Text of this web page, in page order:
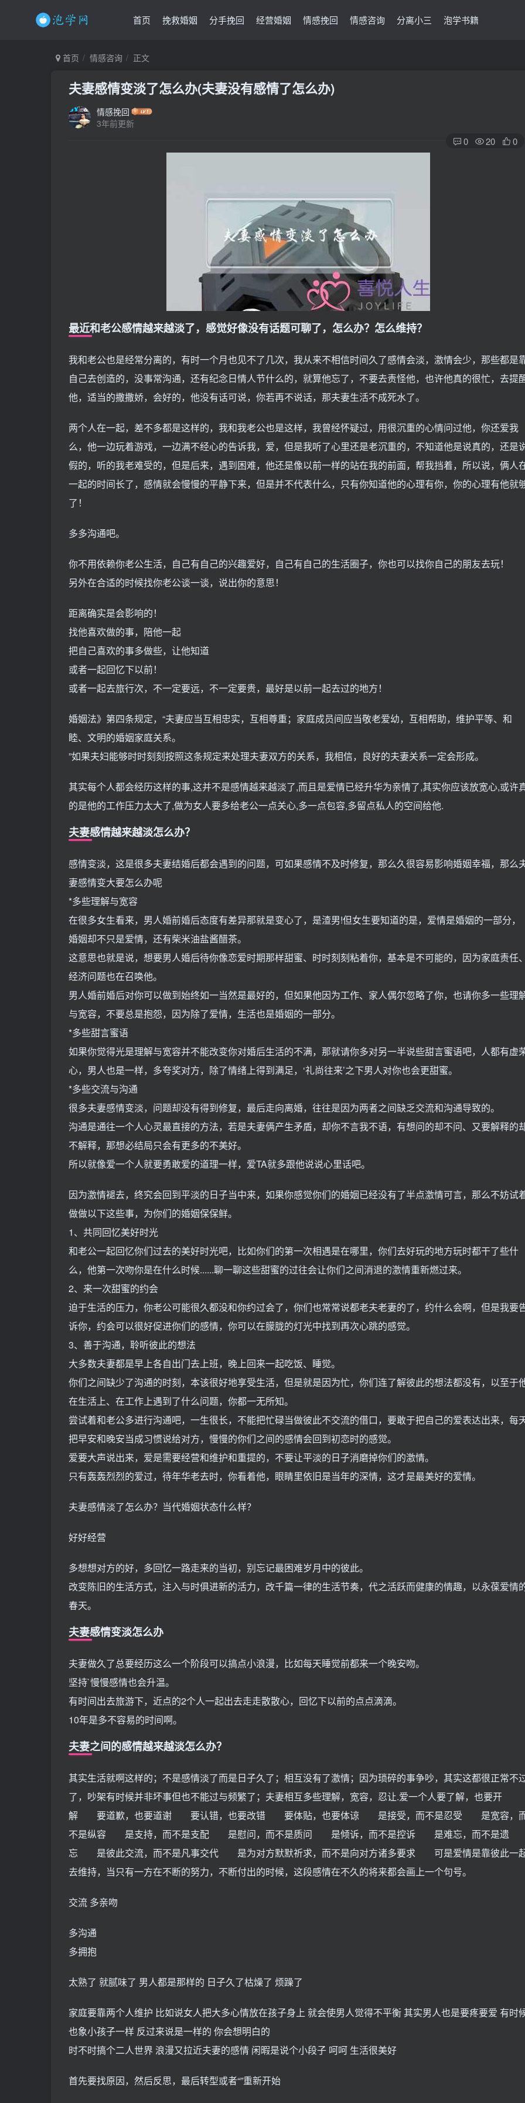
首页 挽救婚姻 分手挽回 经营婚姻 情感挽回 情感咨询 分离小三 泡学书籍
首页 情感咨询 正文
夫妻感情变淡了怎么办(夫妻没有感情了怎么办)
情感挽回
3年前更新
0 20 0
最近和老公感情越来越淡了，感觉好像没有话题可聊了，怎么办？怎么维持？
我和老公也是经常分离的，有时一个月也见不了几次，我从来不相信时间久了感情会淡，激情会少，那些都是
自己去创造的，没事常沟通，还有纪念日情人节什么的，就算他忘了，不要去责怪他，也许他真的很忙，去提
他，适当的撒撒娇，会好的，他没有话可说，你若再不说话，那夫妻生活不成死水了。
两个人在一起，差不多都是这样的，我和我老公也是这样，我曾经怀疑过，用很沉重的心情问过他，你还爱我
么，他一边玩着游戏，一边满不经心的告诉我，爱，但是我听了心里还是老沉重的，不知道他是说真的，还是
假的，听的我老难受的，但是后来，遇到困难，他还是像以前一样的站在我的前面，帮我挡着，所以说，俩人
一起的时间长了，感情就会慢慢的平静下来，但是并不代表什么，只有你知道他的心理有你，你的心理有他就
了！
多多沟通吧。
你不用依赖你老公生活，自己有自己的兴趣爱好，自己有自己的生活圈子，你也可以找你自己的朋友去玩！
另外在合适的时候找你老公谈一谈，说出你的意思！
距离确实是会影响的！
找他喜欢做的事，陪他一起
把自己喜欢的事多做些，让他知道
或者一起回忆下以前！
或者一起去旅行次，不一定要远，不一定要贵，最好是以前一起去过的地方！
婚姻法》第四条规定，“夫妻应当互相忠实，互相尊重；家庭成员间应当敬老爱幼，互相帮助，维护平等、和
睦、文明的婚姻家庭关系。
”如果夫妇能够时时刻刻按照这条规定来处理夫妻双方的关系，我相信，良好的夫妻关系一定会形成。
其实每个人都会经历这样的事,这并不是感情越来越淡了,而且是爱情已经升华为亲情了,其实你应该放宽心,或许
的是他的工作压力太大了,做为女人要多给老公一点关心,多一点包容,多留点私人的空间给他.
夫妻感情越来越淡怎么办？
感情变淡，这是很多夫妻结婚后都会遇到的问题，可如果感情不及时修复，那么久很容易影响婚姻幸福，那么
妻感情变大要怎么办呢
*多些理解与宽容
在很多女生看来，男人婚前婚后态度有差异那就是变心了，是渣男!但女生要知道的是，爱情是婚姻的一部分，
婚姻却不只是爱情，还有柴米油盐酱醋茶。
这意思也就是说，想要男人婚后待你像恋爱时期那样甜蜜、时时刻刻粘着你，基本是不可能的，因为家庭责任
经济问题也在召唤他。
男人婚前婚后对你可以做到始终如一当然是最好的，但如果他因为工作、家人偶尔忽略了你，也请你多一些理
与宽容，不要总是抱怨，因为除了爱情，生活也是婚姻的一部分。
*多些甜言蜜语
如果你觉得光是理解与宽容并不能改变你对婚后生活的不满，那就请你多对另一半说些甜言蜜语吧，人都有虚
心，男人也是一样，多夸奖对方，除了情绪上得到满足，‘礼尚往来’之下男人对你也会更甜蜜。
*多些交流与沟通
很多夫妻感情变淡，问题却没有得到修复，最后走向离婚，往往是因为两者之间缺乏交流和沟通导致的。
沟通是通往一个人心灵最直接的方法，若是夫妻俩产生矛盾，却你不言我不语，有想问的却不问、又要解释的
不解释，那想必结局只会有更多的不美好。
所以就像爱一个人就要勇敢爱的道理一样，爱TA就多跟他说说心里话吧。
因为激情褪去，终究会回到平淡的日子当中来，如果你感觉你们的婚姻已经没有了半点激情可言，那么不妨试
做做以下这些事，为你们的婚姻保保鲜。
1、共同回忆美好时光
和老公一起回忆你们过去的美好时光吧，比如你们的第一次相遇是在哪里，你们去好玩的地方玩时都干了些什
么，他第一次吻你是在什么时候......聊一聊这些甜蜜的过往会让你们之间消退的激情重新燃过来。
2、来一次甜蜜的约会
迫于生活的压力，你老公可能很久都没和你约过会了，你们也常常说都老夫老妻的了，约什么会啊，但是我要
诉你，约会可以很好促进你们的感情，你可以在朦胧的灯光中找到再次心跳的感觉。
3、善于沟通，聆听彼此的想法
大多数夫妻都是早上各自出门去上班，晚上回来一起吃饭、睡觉。
你们之间缺少了沟通的时刻，本该很好地享受生活，但是就是因为忙，你们连了解彼此的想法都没有，以至于
在生活上、在工作上遇到了什么问题，你都一无所知。
尝试着和老公多进行沟通吧，一生很长，不能把忙碌当做彼此不交流的借口，要敢于把自己的爱表达出来，每
把早安和晚安当成习惯说给对方，慢慢的你们之间的感情会回到初恋时的感觉。
爱要大声说出来，爱是需要经营和维护和重提的，不要让平淡的日子消磨掉你们的激情。
只有轰轰烈烈的爱过，待年华老去时，你看着他，眼睛里依旧是当年的深情，这才是最美好的爱情。
夫妻感情淡了怎么办？当代婚姻状态什么样？
好好经营
多想想对方的好，多回忆一路走来的当初，别忘记最困难岁月中的彼此。
改变陈旧的生活方式，注入与时俱进新的活力，改千篇一律的生活节奏，代之活跃而健康的情趣，以永葆爱情
春天。
夫妻感情变淡怎么办
夫妻做久了总要经历这么一个阶段可以搞点小浪漫，比如每天睡觉前都来一个晚安吻。
坚持`慢慢感情也会升温。
有时间出去旅游下，近点的2个人一起出去走走散散心，回忆下以前的点点滴滴。
10年是多不容易的时间啊。
夫妻之间的感情越来越淡怎么办？
其实生活就啊这样的；不是感情淡了而是日子久了；相互没有了激情；因为琐碎的事争吵，其实这都很正常不
了，吵架有时候并非坏事但也不能过与频繁了；夫妻相互多些理解，宽容，忍让.爱一个人要了解，也要开
解 要道歉，也要道谢 要认错，也要改错 要体贴，也要体谅 是接受，而不是忍受 是宽容，
不是纵容 是支持，而不是支配 是慰问，而不是质问 是倾诉，而不是控诉 是难忘，而不是遗
忘 是彼此交流，而不是凡事交代 是为对方默默祈求，而不是向对方诸多要求 可是爱情是靠彼此一
去维持，当只有一方在不断的努力，不断付出的时候，这段感情在不久的将来都会画上一个句号。
交流 多亲吻
多沟通
多拥抱
太熟了 就腻味了 男人都是那样的 日子久了枯燥了 烦躁了
家庭要靠两个人维护 比如说女人把大多心情放在孩子身上 就会使男人觉得不平衡 其实男人也是要疼要爱 有时
也象小孩子一样 反过来说是一样的 你会想明白的
时不时搞个二人世界 浪漫又拉近夫妻的感情 闲暇是说个小段子 呵呵 生活很美好
首先要找原因，然后反思，最后转型或者“”重新开始